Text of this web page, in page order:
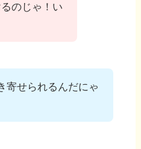
のじゃ！い
寄せられるんだにゃ